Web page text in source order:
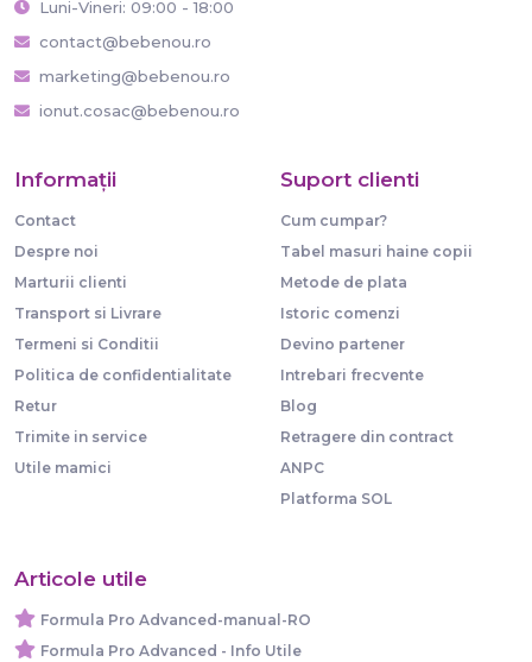
Luni-Vineri: 09:00 - 18:00
contact@bebenou.ro
marketing@bebenou.ro
ionut.cosac@bebenou.ro
Informaţii
Contact
Despre noi
Marturii clienti
Transport si Livrare
Termeni si Conditii
Politica de confidentialitate
Retur
Trimite in service
Utile mamici
Suport clienti
Cum cumpar?
Tabel masuri haine copii
Metode de plata
Istoric comenzi
Devino partener
Intrebari frecvente
Blog
Retragere din contract
ANPC
Platforma SOL
Articole utile
Formula Pro Advanced-manual-RO
Formula Pro Advanced - Info Utile